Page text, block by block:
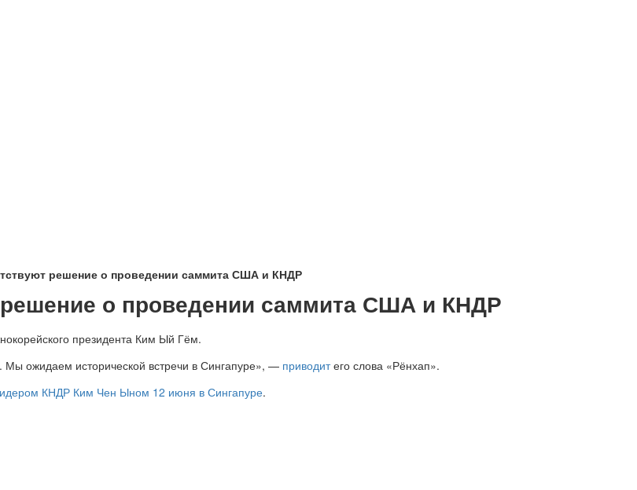
решение о проведении саммита США и КНДР
о проведении саммита США и КНДР
президента Ким Ый Гём.
ожидаем исторической встречи в Сингапуре», — приводитего слова «Рёнхап».
КНДР Ким Чен Ыном 12 июня в Сингапуре.